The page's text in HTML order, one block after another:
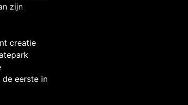
zijn
creatie
eerste in